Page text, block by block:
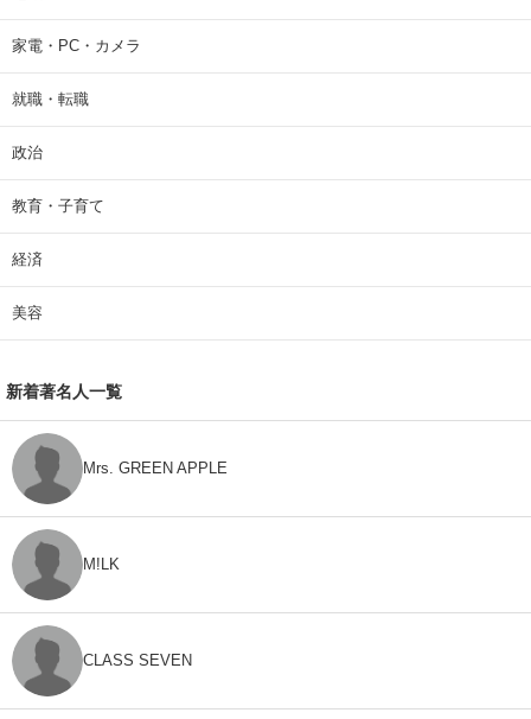
家電・PC・カメラ
就職・転職
政治
教育・子育て
経済
美容
新着著名人一覧
Mrs. GREEN APPLE
M!LK
CLASS SEVEN